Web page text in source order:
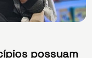
possuam